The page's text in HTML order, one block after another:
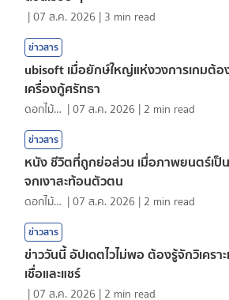
|07 ส.ค. 2026 | 3 min read
ข่าวสาร
ubisoft เมื่อยักษ์ใหญ่แห่งวงการเกมต้อ
เครื่องกู้ศรัทธา
ดอกไม้กับสายน้ำ |07 ส.ค. 2026 | 2 min read
ข่าวสาร
หนัง ชีวิตที่ถูกย่อส่วน เมื่อภาพยนตร์เป็
จกเงาสะท้อนตัวตน
ดอกไม้กับสายน้ำ |07 ส.ค. 2026 | 2 min read
ข่าวสาร
ข่าววันนี้ อัปเดตไวไม่พอ ต้องรู้จักวิเครา
เชื่อและแชร์
|07 ส.ค. 2026 | 2 min read